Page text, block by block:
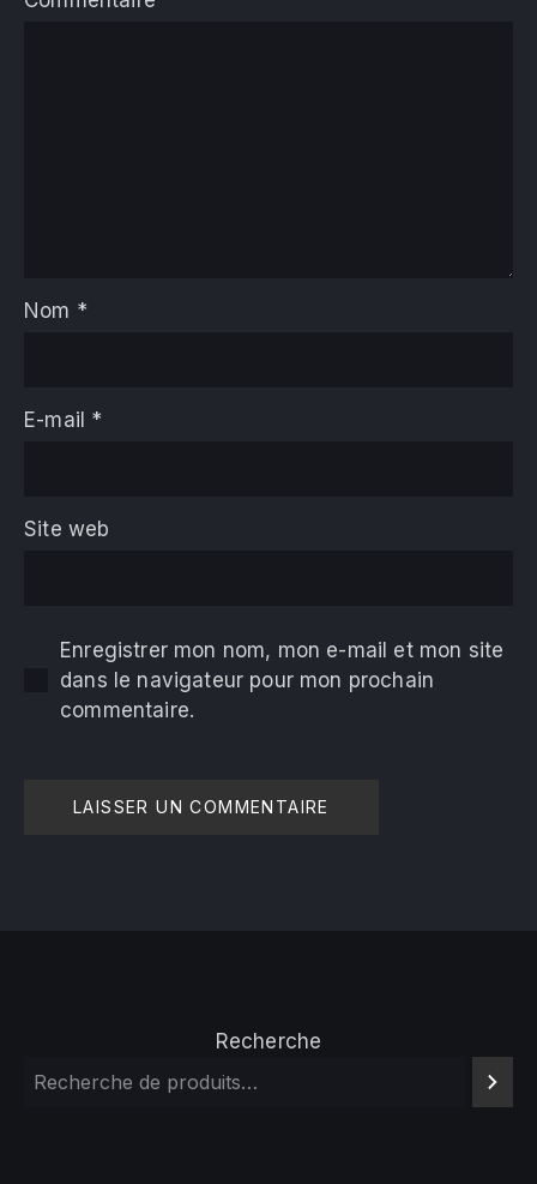
Nom *
E-mail *
Site web
Enregistrer mon nom, mon e-mail et mon site
dans le navigateur pour mon prochain
commentaire.
Recherche